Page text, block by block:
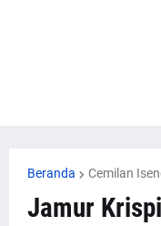
Beranda Cemilan
Jamur